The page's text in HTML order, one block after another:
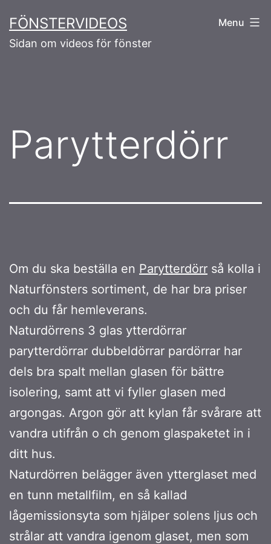
to
content
FÖNSTERVIDEOS
Sidan om videos för fönster
Menu
Parytterdörr
Om du ska beställa en Parytterdörr så kolla i
Naturfönsters sortiment, de har bra priser
och du får hemleverans.
Naturdörrens 3 glas ytterdörrar
parytterdörrar dubbeldörrar pardörrar har
dels bra spalt mellan glasen för bättre
isolering, samt att vi fyller glasen med
argongas. Argon gör att kylan får svårare att
vandra utifrån o ch genom glaspaketet in i
ditt hus.
Naturdörren belägger även ytterglaset med
en tunn metallfilm, en så kallad
lågemissionsyta som hjälper solens ljus och
strålar att vandra igenom glaset, men som